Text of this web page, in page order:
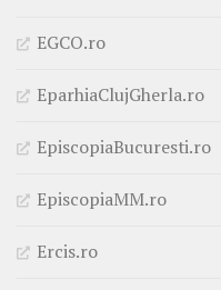
EGCO.ro
EparhiaClujGherla.ro
EpiscopiaBucuresti.ro
EpiscopiaMM.ro
Ercis.ro